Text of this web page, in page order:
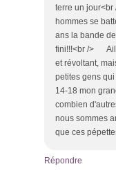
terre un
hommes se
ans la bande
fini!!!<br />
et révoltant,
petites gens
14-18 mon
combien
nous sommes
que ces
Répondre